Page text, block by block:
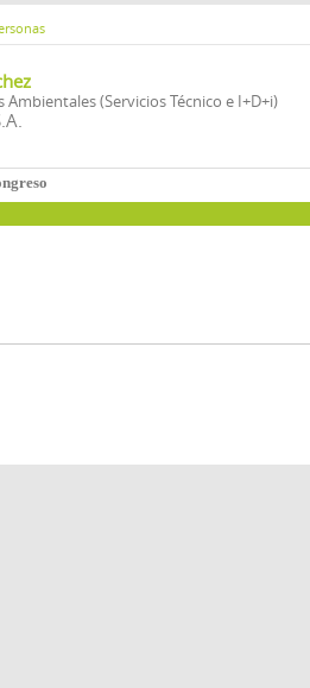
(Servicios Técnico e I+D+i)